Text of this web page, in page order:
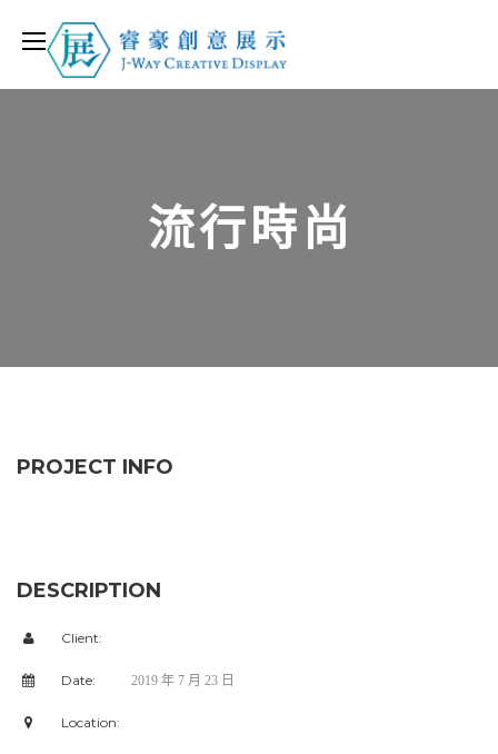
流行時尚
PROJECT INFO
DESCRIPTION
Client:
Date: 2019 年 7 月 23 日
Location: